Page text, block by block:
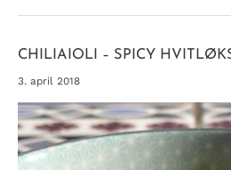
CHILIAIOLI – SPICY
3. april 2018